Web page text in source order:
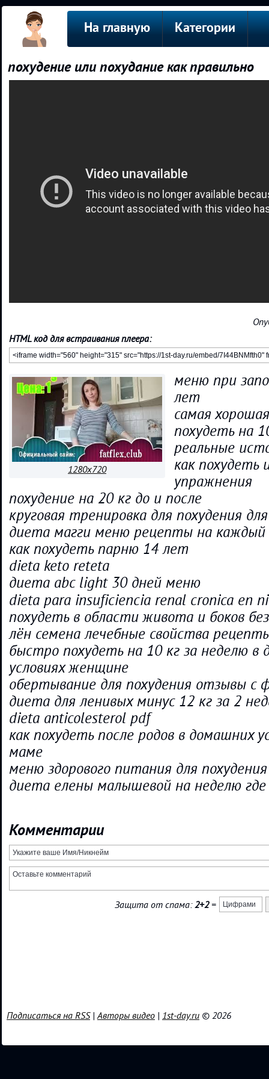
На главную Категории
похудение или похудание как правильно
HTML код для встраивания плеера:
1280x720
меню при
лет
самая
похудеть на
реальные
как похудеть
упражнения
похудение на 20 кг до и после
круговая тренировка для похудения
диета магги меню рецепты на каждый
как похудеть парню 14 лет
dieta keto reteta
диета abc light 30 дней меню
dieta para insuficiencia renal cronica en
похудеть в области живота и боков
лён семена лечебные свойства
быстро похудеть на 10 кг за неделю в
условиях женщине
обертывание для похудения отзывы с
диета для ленивых минус 12 кг за 2
dieta anticolesterol pdf
как похудеть после родов в домашних
маме
меню здорового питания для
диета елены малышевой на неделю
Комментарии
Защита от спама:2+2=
Подписаться на RSS|Авторы видео | 1st-day.ru © 2026